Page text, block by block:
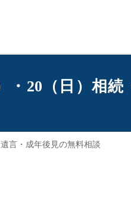
・20（日）相
言・成年後見の無料相談